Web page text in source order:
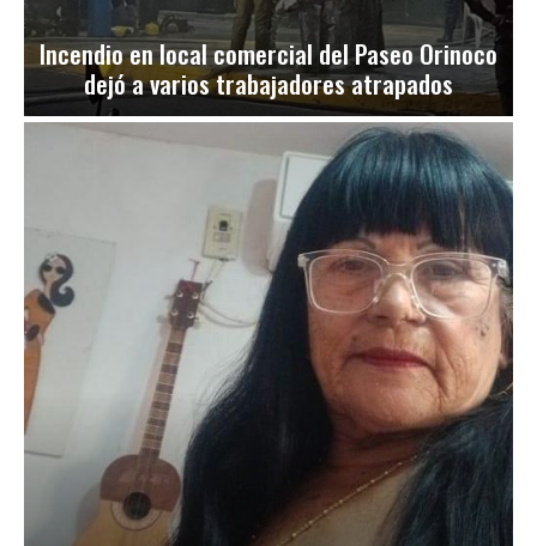
Incendio en local comercial del Paseo Orinoco
dejó a varios trabajadores atrapados